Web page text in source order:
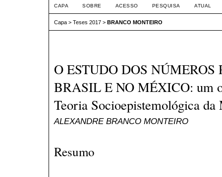
CAPA SOBRE ACESSO PESQUISA ATUAL
Capa > Teses 2017 > BRANCO MONTEIRO
O ESTUDO DOS
BRASIL E NO MÉXICO: um
Teoria Socioepistemológica
ALEXANDRE BRANCO MONTEIRO
Resumo